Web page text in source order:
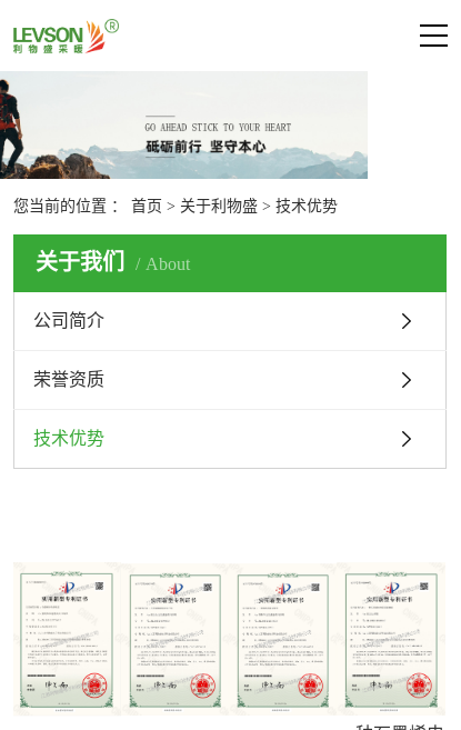
关于利物盛
公司简介 荣誉资质
新闻中心
技术支持
联系我们
您当前的位置 ：首页 > 关于利物盛 >技术优势
关于我们 About
公司简介
荣誉资质
技术优势